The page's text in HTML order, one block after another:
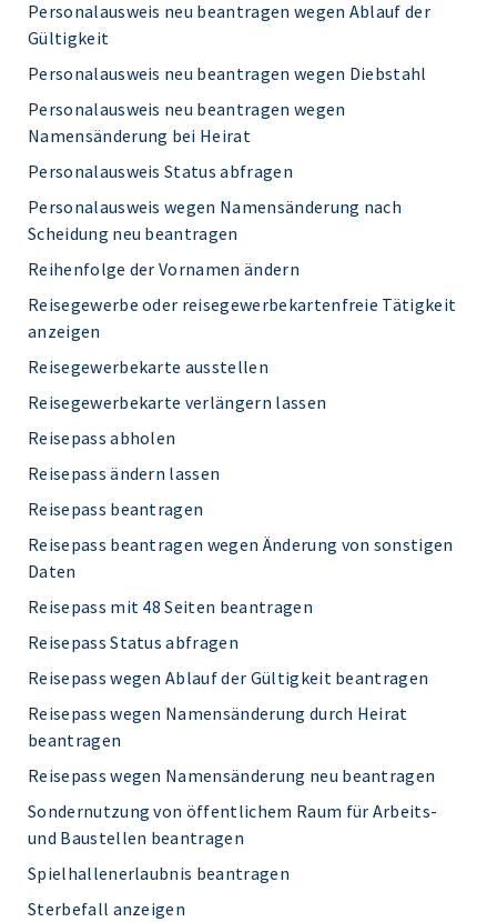
Personalausweis neu beantragen wegen Ablauf der
Gültigkeit
Personalausweis neu beantragen wegen Diebstahl
Personalausweis neu beantragen wegen
Namensänderung bei Heirat
Personalausweis Status abfragen
Personalausweis wegen Namensänderung nach
Scheidung neu beantragen
Reihenfolge der Vornamen ändern
Reisegewerbe oder reisegewerbekartenfreie Tätigkeit
anzeigen
Reisegewerbekarte ausstellen
Reisegewerbekarte verlängern lassen
Reisepass abholen
Reisepass ändern lassen
Reisepass beantragen
Reisepass beantragen wegen Änderung von sonstigen
Daten
Reisepass mit 48 Seiten beantragen
Reisepass Status abfragen
Reisepass wegen Ablauf der Gültigkeit beantragen
Reisepass wegen Namensänderung durch Heirat
beantragen
Reisepass wegen Namensänderung neu beantragen
Sondernutzung von öffentlichem Raum für Arbeits-
und Baustellen beantragen
Spielhallenerlaubnis beantragen
Sterbefall anzeigen